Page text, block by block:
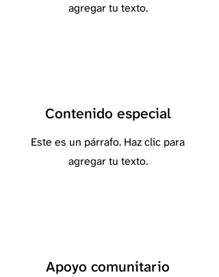
agregar tu texto.
Contenido especial
Este es un párrafo. Haz clic para
agregar tu texto.
Apoyo comunitario